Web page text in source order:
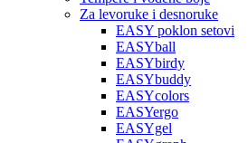
Za levoruke i desnoruke
EASY poklon setovi
EASYball
EASYbirdy
EASYbuddy
EASYcolors
EASYergo
EASYgel